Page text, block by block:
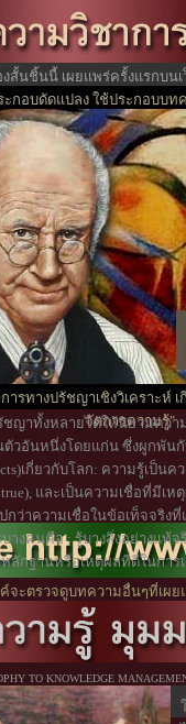
งสั้นชิ้นนี้ เผยแพร่ครั้งแรกบ
ป
กอบดัดแปลง ใช้ประกอบบ
เที่ยงคืน
รทางปรัชญาเชิงวิเคราะห์ เ
จัดการความรู้"
ะตรวจดูบทความอื่นๆที่เผ
TO KNOWLEDGE
ชญาทั้งหลายได้ให้นิยามควา
ตัวอันหนึ่งโดยแก่น ซึ่งผูกพัน
เกี่ยวกับโลก: ความรู้เป็นค
และเป็นความเชื่อที่มีเห
กว่าความเชื่อในข้อเท็จจริง
างคนคือ : รู้บางสิ่งอย่างแท้
ลักฐานหรือเหตุผลที่ดีในการ